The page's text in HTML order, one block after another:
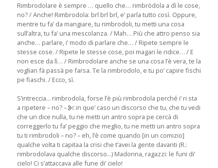
Rimbrodolare è sempre … quello che… rimbròdola a dì le cose,
no? / Anche! Rimbrodola: brl brl brl, e’ parla tutto così. Oppure,
mentre tu fa’ da mangiare, tu rimbrodoli, tu metti una cosa
sull’altra, tu fa’ una mescolanza. / Mah… Più che attro penso sia
anche… parlare, i’ modo di parlare che… / Ripete sempre le
stesse cose. / Ripete le stesse cose, poi magari le ridice… / E
non esce da lì… / Rimbrodolare anche se una cosa l’è vera, te la
voglian fà passà pe farsa. Te la rimbrodolo, e tu po’ capire fischi
pe fiaschi. / Ecco, sì.
S’intreccia... rimbrodola, forse l’è più rimbrodola perché i’ ri sta
a ripetere – no? –
in que’ caso un discorso che tu, che tu vedi
che un dice nulla, tu ne metti un antro sopra pe cercà di
correggerlo tu fa’ peggio che meglio, tu ne metti un antro sopra
tu ti rimbrodoli – no? – eh, l’è come quando [in un comizio]
qualche volta ti capitaa la crisi che t’avei la gente davanti (R.:
rimbrodolava qualche discorso...) Madonna, ragazzi: le funi di’
cielo! Ci s’attaccava alle fune di’ cielo!